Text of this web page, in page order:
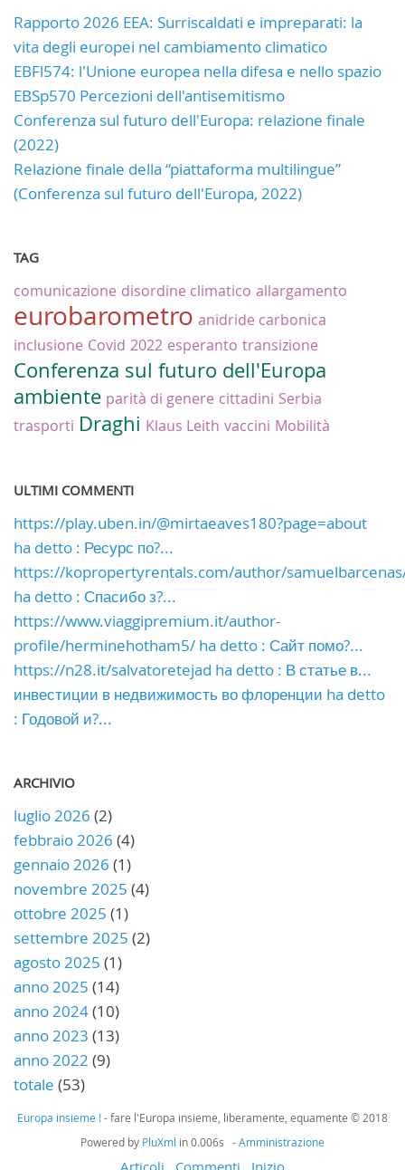
Rapporto 2026 EEA: Surriscaldati e impreparati: la
vita degli europei nel cambiamento climatico
EBFl574: l'Unione europea nella difesa e nello spazio
EBSp570 Percezioni dell'antisemitismo
Conferenza sul futuro dell'Europa: relazione finale
(2022)
Relazione finale della “piattaforma multilingue”
(Conferenza sul futuro dell'Europa, 2022)
TAG
comunicazione disordine climatico allargamento
eurobarometro anidride carbonica
inclusione Covid 2022 esperanto transizione
Conferenza sul futuro dell'Europa
ambiente parità di genere cittadini Serbia
trasporti Draghi Klaus Leith vaccini Mobilità
ULTIMI COMMENTI
https://play.uben.in/@mirtaeaves180?page=about
ha detto : Ресурс по?...
https://kopropertyrentals.com/author/
ha detto : Спасибо з?...
https://www.viaggipremium.it/author-
profile/herminehotham5/ ha detto : Сайт помо?...
https://n28.it/salvatoretejad ha detto : В статье в...
инвестиции в недвижимость во флоренции ha detto
: Годовой и?...
ARCHIVIO
luglio 2026 (2)
febbraio 2026 (4)
gennaio 2026 (1)
novembre 2025 (4)
ottobre 2025 (1)
settembre 2025 (2)
agosto 2025 (1)
anno 2025 (14)
anno 2024(10)
anno 2023 (13)
anno 2022 (9)
totale (53)
Europa insieme !- fare l'Europa insieme, liberamente, equamente © 2018
Powered by PluXml in 0.006s -Amministrazione